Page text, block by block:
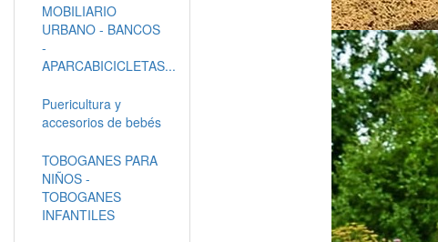
MOBILIARIO
URBANO - BANCOS
-
APARCABICICLETAS...
Puericultura y
accesorios de bebés
TOBOGANES PARA
NIÑOS -
TOBOGANES
INFANTILES